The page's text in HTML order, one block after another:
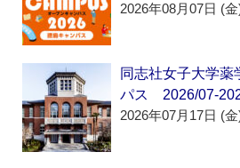
2026年08月07日 (金
同志社女子大学
パス 2026/07-
2026年07月17日 (金